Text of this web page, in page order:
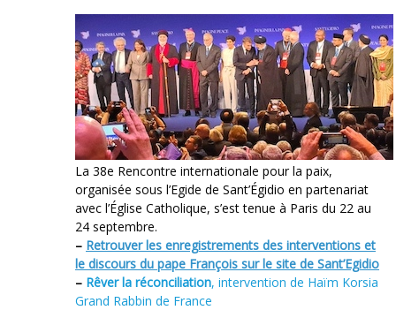
La 38e Rencontre internationale pour la paix,
organisée sous l’Egide de Sant’Égidio en partenariat
avec l’Église Catholique, s’est tenue à Paris du 22 au
24 septembre.
– Retrouver les enregistrements des interventions et
le discours du pape François sur le site de Sant’Egidio
– Rêver la réconciliation, intervention de Haïm Korsia
Grand Rabbin de France